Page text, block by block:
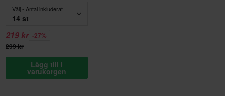
Välj - Antal inkluderat
14 st
219 kr -27%
299 kr
Lägg till i
varukorgen